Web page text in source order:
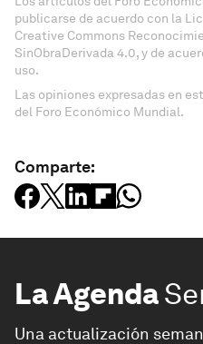
publicarse de acuerdo con la
Creative Commons
SinObraDerivada 4.0, y de
uso.
Las opiniones expresadas en
del Foro Económico Mundial.
Comparte:
La Agenda
Una actualización